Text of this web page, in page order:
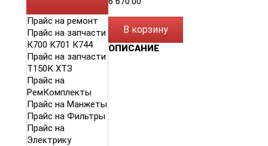
Прайс на ремонт
Прайс на запчасти
К700 К701 К744
Прайс на запчасти
Т150К ХТЗ
Прайс на
РемКомплекты
Прайс на Манжеты
Прайс на Фильтры
Прайс на
Электрику
В корзину
ОПИСАНИЕ